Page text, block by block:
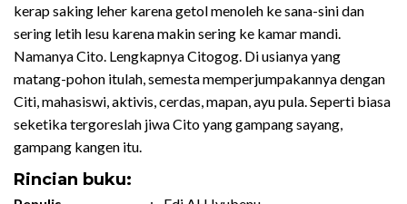
kerap saking leher karena getol menoleh ke sana-sini dan
sering letih lesu karena makin sering ke kamar mandi.
Namanya Cito. Lengkapnya Citogog. Di usianya yang
matang-pohon itulah, semesta memperjumpakannya dengan
Citi, mahasiswi, aktivis, cerdas, mapan, ayu pula. Seperti biasa
seketika tergoreslah jiwa Cito yang gampang sayang,
gampang kangen itu.
Rincian buku: